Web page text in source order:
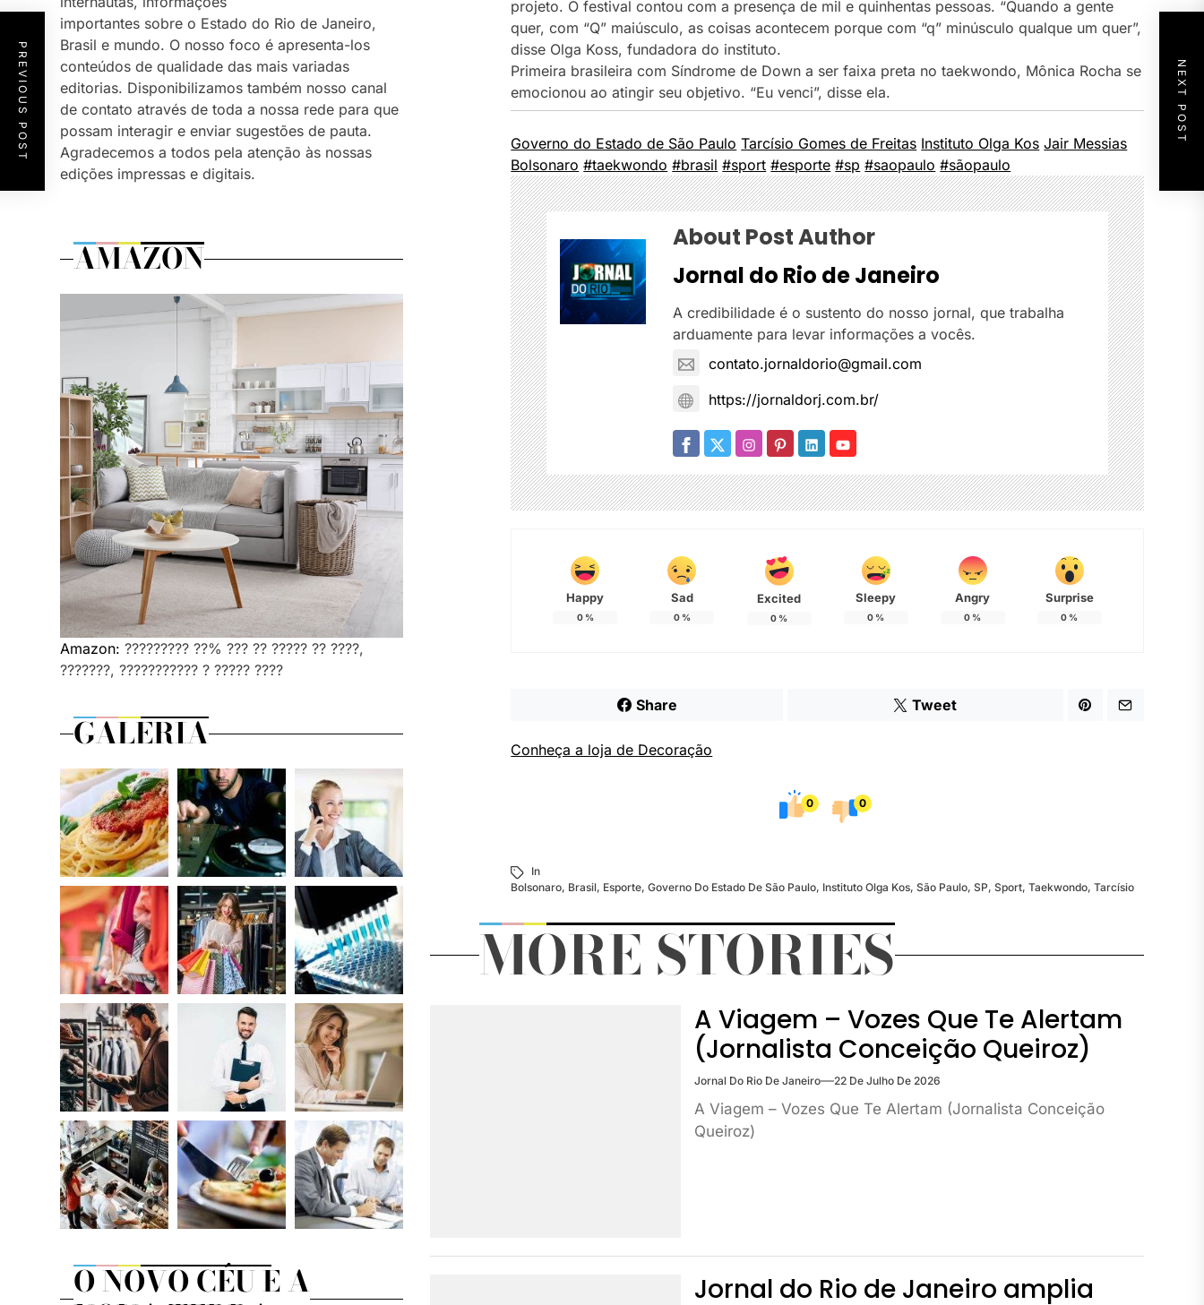
projeto. O festival contou com a presença de mil e quinhentas pessoas. “Quando a gente
quer, com “Q” maiúsculo, as coisas acontecem porque com “q” minúsculo qualque um quer”,
disse Olga Koss, fundadora do instituto.
Primeira brasileira com Síndrome de Down a ser faixa preta no taekwondo, Mônica Rocha se
emocionou ao atingir seu objetivo. “Eu venci”, disse ela.
Governo do Estado de São Paulo Tarcísio Gomes de Freitas Instituto Olga Kos Jair Messias
Bolsonaro #taekwondo #brasil #sport #esporte #sp #saopaulo #sãopaulo
About Post Author
Jornal do Rio de Janeiro
A credibilidade é o sustento do nosso jornal, que trabalha
arduamente para levar informações a vocês.
contato.jornaldorio@gmail.com
https://jornaldorj.com.br/
Happy
0%
Sad
0%
Excited
0 %
Sleepy
0 %
Angry
0 %
Surprise
0 %
Share Tweet
Conheça a loja de Decoração
0 0
In
Bolsonaro, Brasil, Esporte,Governo Do Estado De São Paulo, Instituto Olga Kos,São Paulo,SP,Sport,Taekwondo,Tarcísio
PREVIOUS POST NEXT POST
MORE STORIES
A Viagem – Vozes Que Te Alertam
(Jornalista Conceição Queiroz)
Jornal Do Rio De Janeiro 22 De Julho De 2026
A Viagem – Vozes Que Te Alertam (Jornalista Conceição
Queiroz)
Jornal do Rio de Janeiro amplia
importantes sobre o Estado do Rio de Janeiro,
Brasil e mundo. O nosso foco é apresenta-los
conteúdos de qualidade das mais variadas
editorias. Disponibilizamos também nosso canal
de contato através de toda a nossa rede para que
possam interagir e enviar sugestões de pauta.
Agradecemos a todos pela atenção às nossas
edições impressas e digitais.
AMAZON
Amazon: ????????? ??% ??? ?? ????? ?? ????,
???????, ??????????? ? ????? ????
GALERIA
O NOVO CÉU E A